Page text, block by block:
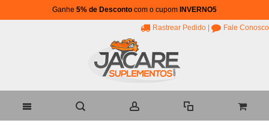
Ganhe 5% de Desconto com o cupom INVERNO5
Rastrear Pedido Fale Conosco